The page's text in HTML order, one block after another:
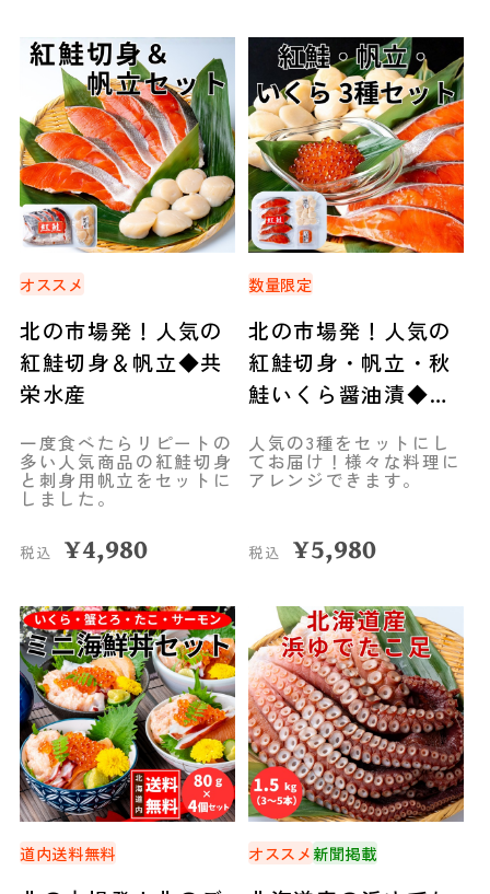
オススメ
北の市場発！人気の
紅鮭切身＆帆立◆共
栄水産
一度食べたらリピートの
多い人気商品の紅鮭切身
と刺身用帆立をセットに
しました。
税込 ¥4,980
数量限定
北の市場発！人気の
紅鮭切身・帆立・秋
鮭いくら醤油漬◆共
人気の3種をセットにし
てお届け！様々な料理に
アレンジできます。
税込 ¥5,980
道内送料無料 オススメ新聞掲載